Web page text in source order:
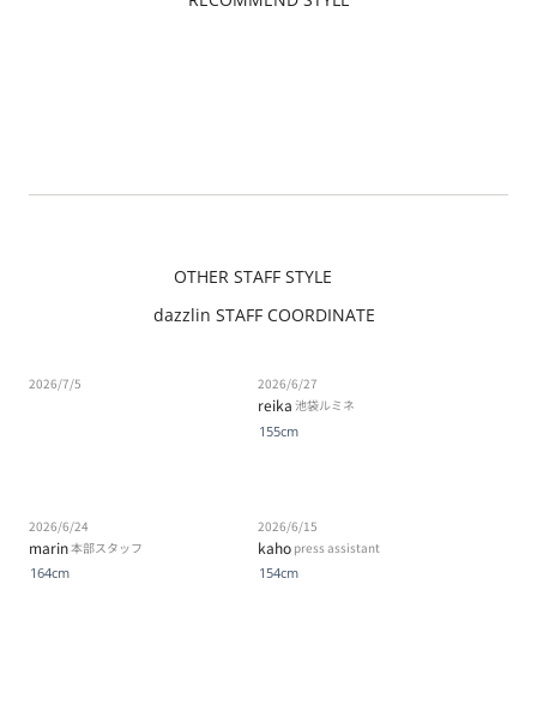
OTHER STAFF STYLE
dazzlin STAFF COORDINATE
2026/7/5
reika 池袋ルミネ
2026/6/27
155cm
marin本部スタッフ
2026/6/24
164cm
kaho press assistant
2026/6/15
154cm